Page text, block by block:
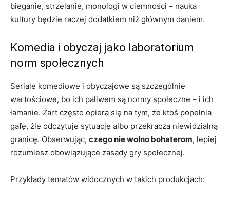
bieganie, strzelanie, monologi w ciemności – nauka
kultury będzie raczej dodatkiem niż głównym daniem.
Komedia i obyczaj jako laboratorium
norm społecznych
Seriale komediowe i obyczajowe są szczególnie
wartościowe, bo ich paliwem są normy społeczne – i ich
łamanie. Żart często opiera się na tym, że ktoś popełnia
gafę, źle odczytuje sytuację albo przekracza niewidzialną
granicę. Obserwując, czego nie wolno bohaterom, lepiej
rozumiesz obowiązujące zasady gry społecznej.
Przykłady tematów widocznych w takich produkcjach: